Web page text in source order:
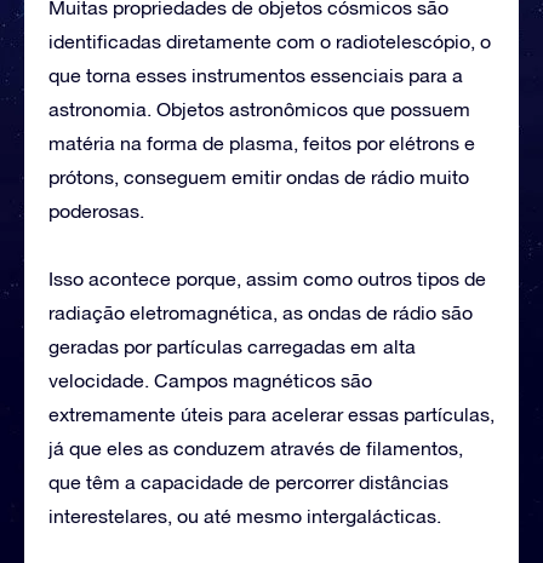
Muitas propriedades de objetos cósmicos são
identificadas diretamente com o radiotelescópio, o
que torna esses instrumentos essenciais para a
astronomia. Objetos astronômicos que possuem
matéria na forma de plasma, feitos por elétrons e
prótons, conseguem emitir ondas de rádio muito
poderosas.
Isso acontece porque, assim como outros tipos de
radiação eletromagnética, as ondas de rádio são
geradas por partículas carregadas em alta
velocidade. Campos magnéticos são
extremamente úteis para acelerar essas partículas,
já que eles as conduzem através de filamentos,
que têm a capacidade de percorrer distâncias
interestelares, ou até mesmo intergalácticas.